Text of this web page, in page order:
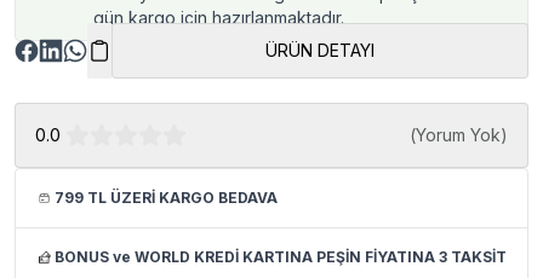
gün kargo için hazırlanmaktadır.
ÜRÜN DETAYI
0.0 (Yorum Yok)
799 TL ÜZERİ KARGO BEDAVA
BONUS ve WORLD KREDİ KARTINA PEŞİN FİYATINA 3 TAKSİT